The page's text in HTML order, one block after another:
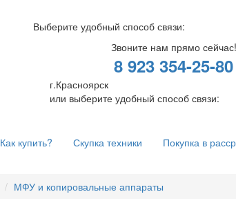
Выберите удобный способ связи:
Звоните нам прямо сейчас!
8 923 354-25-80
г.Красноярск
или выберите удобный способ связи:
Как купить? Скупка техники Покупка в
МФУ и копировальные аппараты